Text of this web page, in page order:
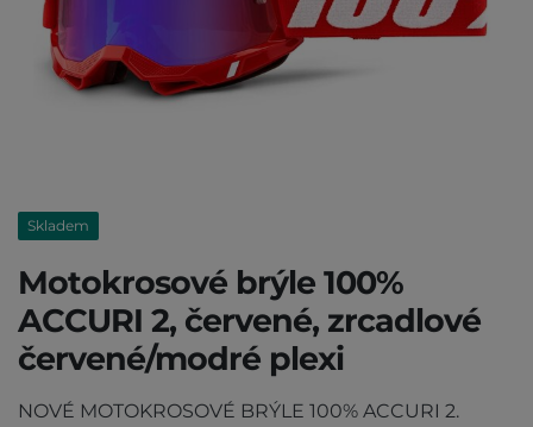
Skladem
Motokrosové brýle 100%
ACCURI 2, červené, zrcadlové
červené/modré plexi
NOVÉ MOTOKROSOVÉ BRÝLE 100% ACCURI 2.